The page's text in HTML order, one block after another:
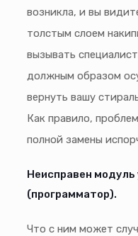
возникла, и вы
толстым слоем
вызывать
должным образом
вернуть вашу
Как правило,
полной замены
Неисправен модуль
(программатор).
Что с ним может